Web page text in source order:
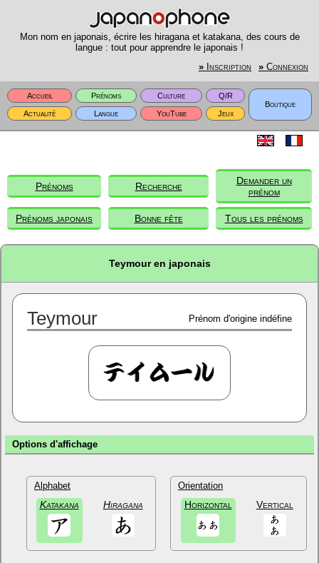
Mon nom en japonais, écrire les hiragana et katakana, des cours de
langue : tout pour apprendre le japonais !
» Inscription » Connexion
Accueil Prénoms Culture
Q/R
Boutique
Actualité
Langue YouTube Jeux
Prénoms Recherche
Demander un
prénom
Prénoms japonais Bonne fête Tous les prénoms
Teymour en japonais
Teymour Prénom d'origine indéfine
Options d'affichage
Alphabet
Katakana Hiragana
Orientation
Horizontal Vertical